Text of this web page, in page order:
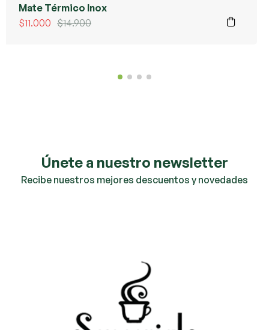
Mate Térmico Inox
$14.900
$11.000
Únete a nuestro newsletter
Recibe nuestros mejores descuentos y novedades